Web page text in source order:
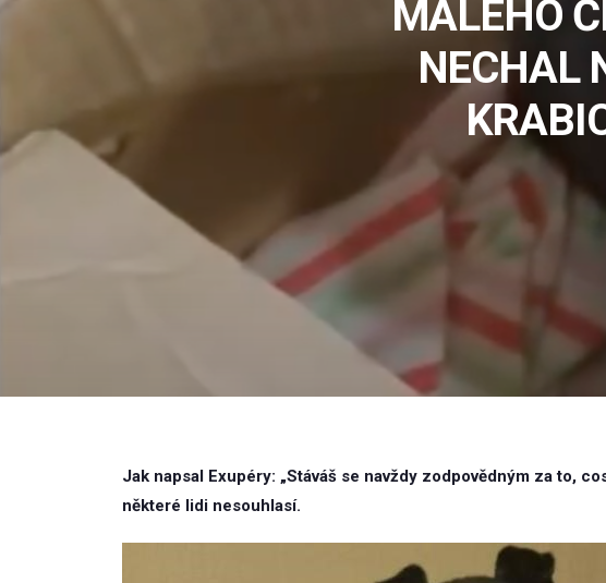
MALÉHO
NECHAL
Jak napsal Exupéry: „Stáváš se navždy zodpovědným za to,
některé lidi nesouhlasí.